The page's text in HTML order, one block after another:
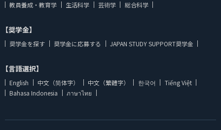
教員養成・教育学
生活科学 芸術学 総合科学
【奨学金】
奨学金を探す 奨学金に応募する JAPAN STUDY SUPPORT奨学金
【言語選択】
English 中文（简体字） 中文（繁體字） 한국어
Tiếng Việt
Bahasa Indonesia
ภาษาไทย